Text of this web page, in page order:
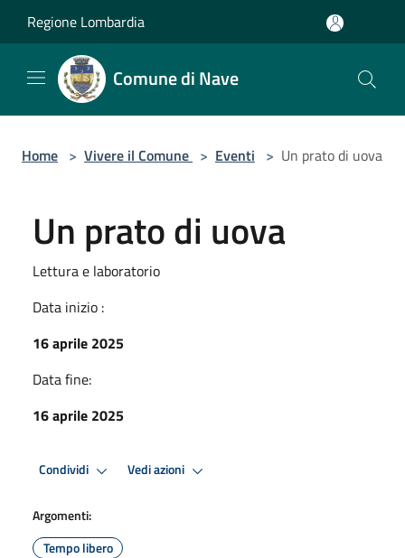
Regione Lombardia
Comune di Nave
Home > Vivere il Comune > Eventi > Un prato di uova
Un prato di uova
Lettura e laboratorio
Data inizio :
16 aprile 2025
Data fine:
16 aprile 2025
Condividi Vedi azioni
Argomenti:
Tempo libero